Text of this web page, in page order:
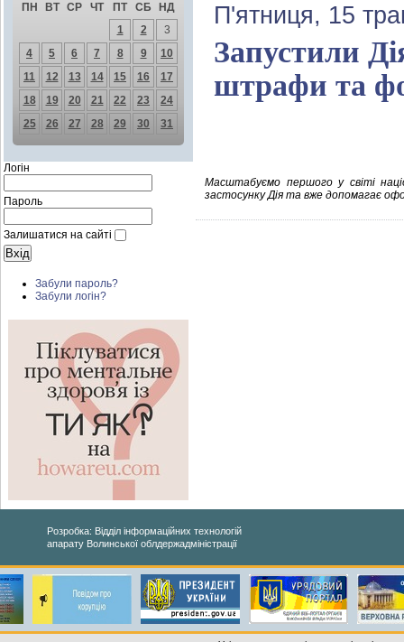
ПН ВТ СР ЧТ ПТ СБ
НД
1
2
3
4
5 6 7 8 9
10
11
12 13 14 15 16
17
18
19 20 21 22 23
24
25
26 27 28 29 30 31
Логін
Пароль
Залишатися на сайті
Забули пароль?
Забули логін?
П'ятниця, 15
Запустили
штрафи та
Масштабуємо першого у світі
застосунку Дія та вже допомагає
Розробка: Відділ інформаційних технологій
апарату Волинської облдержадміністрації